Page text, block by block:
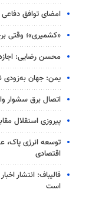
امضای توافق
«کشمیری»؛ وقتی
محسن رضایی:
یمن: جهان به‌زودی
اتصال برق سشوار
پیروزی استقلال
توسعه انرژی پاک،
اقتصادی
قالیباف: انتشار
است